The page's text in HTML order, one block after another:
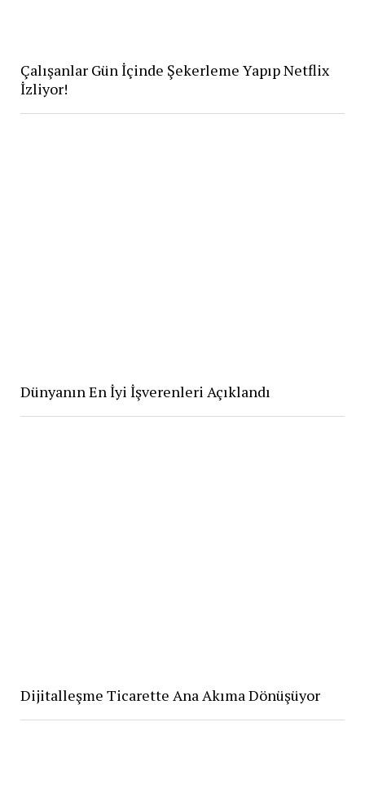
Çalışanlar Gün İçinde Şekerleme Yapıp Netflix
İzliyor!
Dünyanın En İyi İşverenleri Açıklandı
Dijitalleşme Ticarette Ana Akıma Dönüşüyor